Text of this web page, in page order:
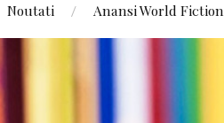
Noutati Anansi World Fiction